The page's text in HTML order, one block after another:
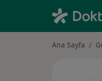
Ana Sayfa